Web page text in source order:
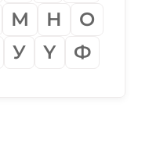
М Н
О
У Ү Ф